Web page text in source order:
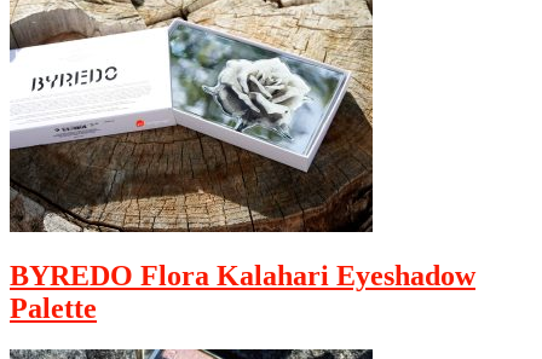
BYREDO Flora Kalahari Eyeshadow
Palette